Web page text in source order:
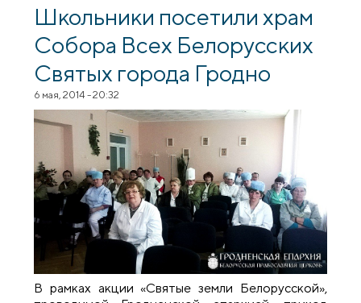
Школьники посетили храм
Собора Всех Белорусских
Святых города Гродно
6 мая, 2014 - 20:32
В рамках акции «Святые земли Белорусской»,